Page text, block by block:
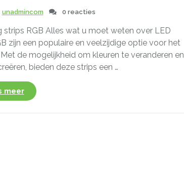
unadmincom 0 reacties
RGB Alles wat u moet weten over LED
zijn een populaire en veelzijdige optie voor het
de mogelijkheid om kleuren te veranderen en
bieden deze strips een …
meer“Alles
over
LED